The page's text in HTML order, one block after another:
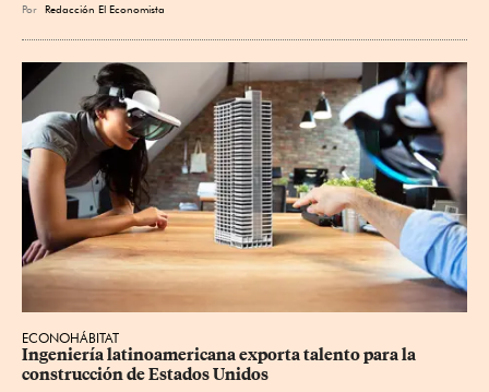
Por Redacción El Economista
ECONOHÁBITAT
Ingeniería latinoamericana exporta talento para la
construcción de Estados Unidos